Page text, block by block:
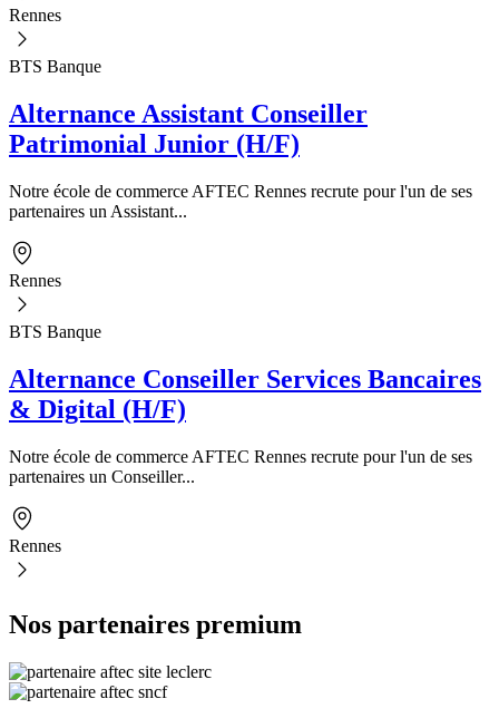
Rennes
BTS Banque
Alternance Assistant Conseiller
Patrimonial Junior (H/F)
Notre école de commerce AFTEC Rennes recrute pour l'un de ses
partenaires un Assistant...
Rennes
BTS Banque
Alternance Conseiller Services Bancaires
& Digital (H/F)
Notre école de commerce AFTEC Rennes recrute pour l'un de ses
partenaires un Conseiller...
Rennes
Nos partenaires premium